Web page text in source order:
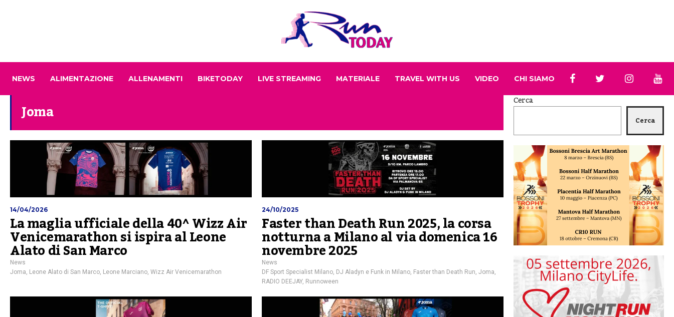
NEWS ALIMENTAZIONE ALLENAMENTI BIKETODAY LIVE STREAMING MATERIALE TRAVEL WITH US VIDEO CHI SIAMO
Joma
14/04/2026
La maglia ufficiale della 40^ Wizz Air
Venicemarathon si ispira al Leone
Alato di San Marco
News
Joma, Leone Alato di San Marco, Leone Marciano, Wizz Air Venicemarathon
24/10/2025
Faster than Death Run 2025, la corsa
notturna a Milano al via domenica 16
novembre 2025
News
DF Sport Specialist Milano, DJ Aladyn e Funk in Milano, Faster than Death Run, Joma,
RADIO DEEJAY, Runnoween
Cerca
Cerca